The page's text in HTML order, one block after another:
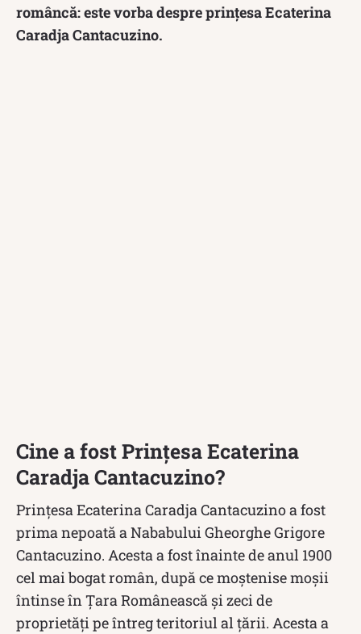
româncă: este vorba despre prințesa Ecaterina
Caradja Cantacuzino.
Cine a fost Prințesa Ecaterina
Caradja Cantacuzino?
Prințesa Ecaterina Caradja Cantacuzino a fost
prima nepoată a Nababului Gheorghe Grigore
Cantacuzino. Acesta a fost înainte de anul 1900
cel mai bogat român, după ce moștenise moșii
întinse în Ţara Românească și zeci de
proprietăți pe întreg teritoriul al țării. Acesta a